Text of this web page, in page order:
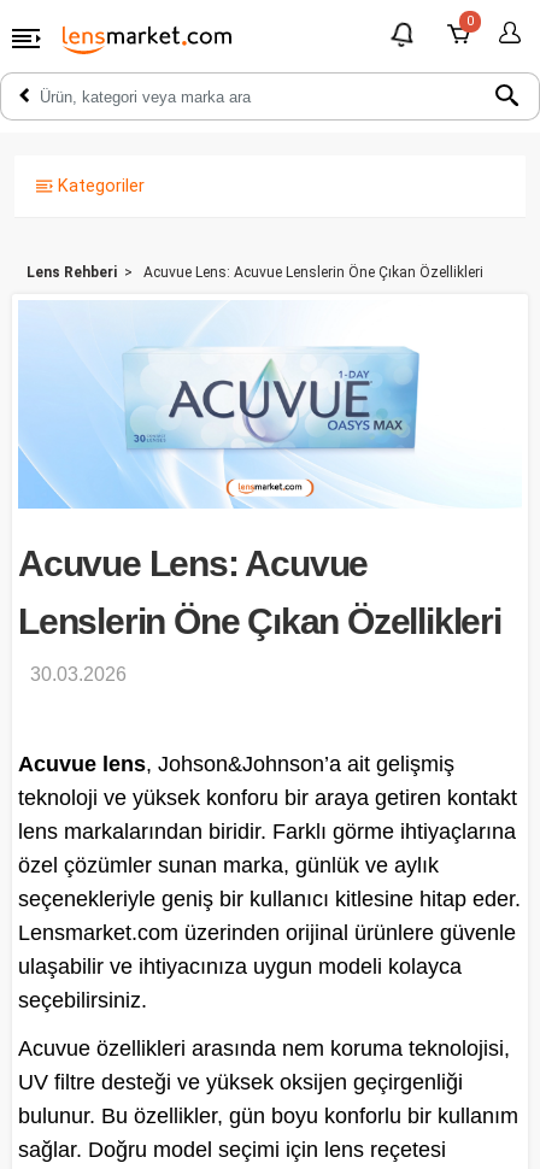
0
Kategoriler
Lens Rehberi Acuvue Lens: Acuvue Lenslerin Öne Çıkan Özellikleri
Acuvue Lens: Acuvue
Lenslerin Öne Çıkan Özellikleri
30.03.2026
Acuvue lens, Johson&Johnson’a ait gelişmiş
teknoloji ve yüksek konforu bir araya getiren kontakt
lens markalarından biridir. Farklı görme ihtiyaçlarına
özel çözümler sunan marka, günlük ve aylık
seçenekleriyle geniş bir kullanıcı kitlesine hitap eder.
Lensmarket.com üzerinden orijinal ürünlere güvenle
ulaşabilir ve ihtiyacınıza uygun modeli kolayca
seçebilirsiniz.
Acuvue özellikleri arasında nem koruma teknolojisi,
UV filtre desteği ve yüksek oksijen geçirgenliği
bulunur. Bu özellikler, gün boyu konforlu bir kullanım
sağlar. Doğru model seçimi için lens reçetesi